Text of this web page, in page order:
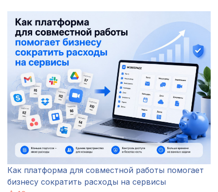
Как платформа для совместной работы помогает
бизнесу сократить расходы на сервисы